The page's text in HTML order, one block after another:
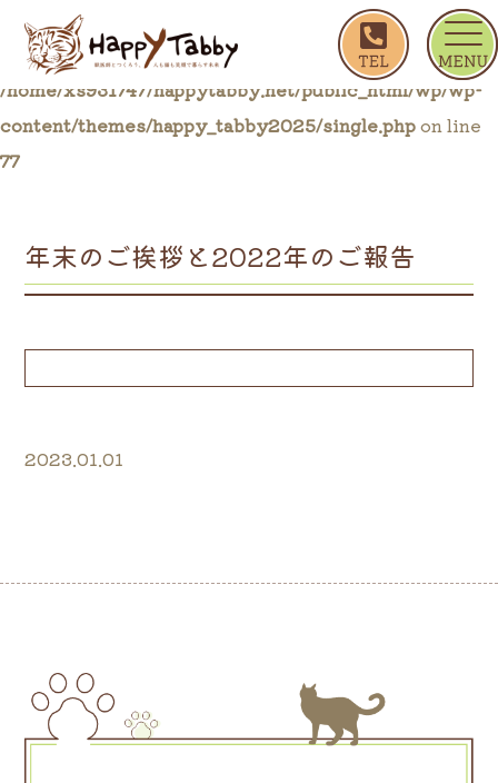
ホーム
年末のご挨拶と2022年のご
Warning: Trying to access array offset on false in
/home/xs931747/happytabby.net/public_html/wp/wp-
content/themes/happy_tabby2025/single.phpon line
77
年末のご挨拶と2022年のご報告
2023.01.01